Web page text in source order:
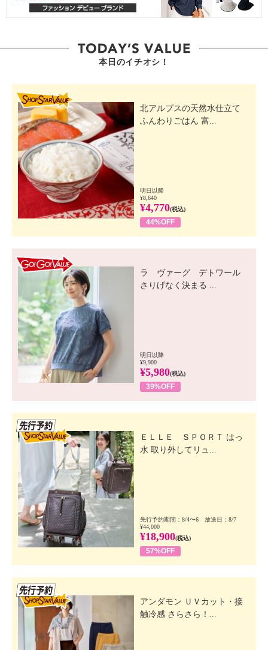
本日のイチオシ！
北アルプスの天然水仕立て
ふんわりごはん 富...
明日以降
¥8,640
¥4,770(税込)
44%OFF
ラ ヴァーグ デトワール
さりげなく決まる ...
明日以降
¥9,900
¥5,980(税込)
39%OFF
ＥＬＬＥ ＳＰＯＲＴ はっ
水 取り外してリュ...
先行予約期間：8/4〜6 放送日：8/7
¥44,000
¥18,900(税込)
57%OFF
アンダモン ＵＶカット・接
触冷感 さらさら！...